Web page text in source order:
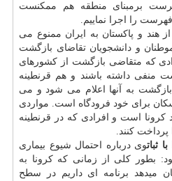
برمبنای منطقه هم ممکنست
را اجرا نماییم.
هند و پاکستان به ایران ممنوع می
۲۰۰ نفر از هموطنان و دانشجویان تقاضای بازگشت
که متقاضی بازگشت از کشورهای
منفی داشته باشند و هم قرنطینه
به آنها اعلام می شود و می
برای خود فرودگاه است. مواردی
کرونا است و افرادی که در قرنطینه
پرداخت کنند.
ثباتوی درباره احتمال شیوع بیماری
بطور کلی از زمانی که کرونا به
میدهد برنامه ای داریم در سطح